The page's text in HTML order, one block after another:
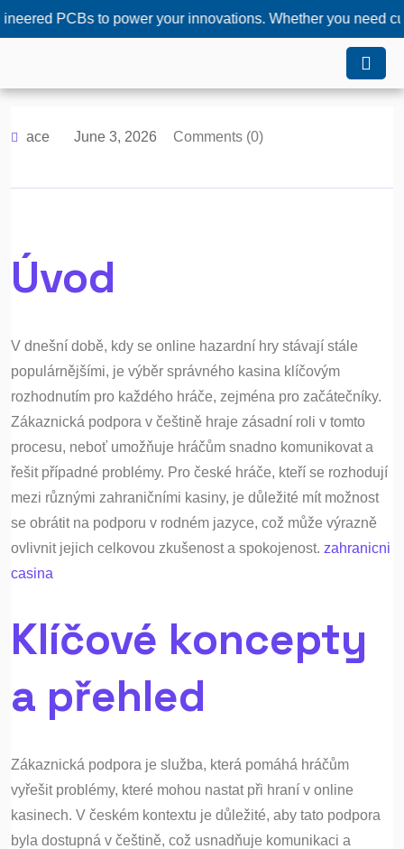
to power your innovations. Whether you need custom
ace June 3, 2026 Comments (0)
Úvod
V dnešní době, kdy se online hazardní hry stávají stále
populárnějšími, je výběr správného kasina klíčovým
rozhodnutím pro každého hráče, zejména pro začátečníky.
Zákaznická podpora v češtině hraje zásadní roli v tomto
procesu, neboť umožňuje hráčům snadno komunikovat a
řešit případné problémy. Pro české hráče, kteří se rozhodují
mezi různými zahraničními kasiny, je důležité mít možnost
se obrátit na podporu v rodném jazyce, což může výrazně
ovlivnit jejich celkovou zkušenost a spokojenost. zahranicni
casina
Klíčové koncepty
a přehled
Zákaznická podpora je služba, která pomáhá hráčům
vyřešit problémy, které mohou nastat při hraní v online
kasinech. V českém kontextu je důležité, aby tato podpora
byla dostupná v češtině, což usnadňuje komunikaci a